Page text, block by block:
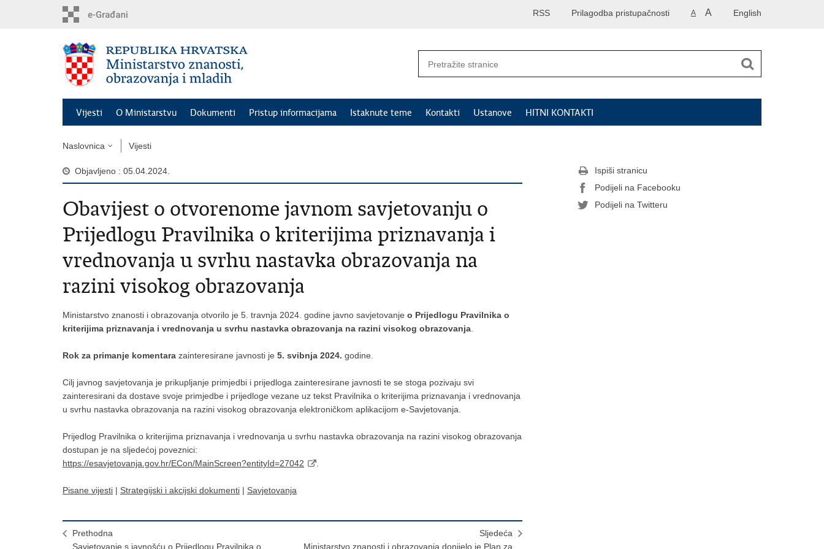
English
A A
Prilagodba pristupačnosti
RSS
Vijesti O Ministarstvu Dokumenti Pristup informacijama Istaknute teme Kontakti Ustanove HITNI KONTAKTI
Naslovnica Vijesti
Objavljeno : 05.04.2024.
Obavijest o otvorenome javnom savjetovanju o
Prijedlogu Pravilnika o kriterijima priznavanja i
vrednovanja u svrhu nastavka obrazovanja na
razini visokog obrazovanja
Ministarstvo znanosti i obrazovanja otvorilo je 5. travnja 2024. godine javno savjetovanje o Prijedlogu Pravilnika o
kriterijima priznavanja i vrednovanja u svrhu nastavka obrazovanja na razini visokog obrazovanja
Rok za primanje komentara zainteresirane javnosti je 5. svibnja 2024. godine.
Cilj javnog savjetovanja je prikupljanje primjedbi i prijedloga zainteresirane javnosti te se stoga pozivaju svi
zainteresirani da dostave svoje primjedbe i prijedloge vezane uz tekst Pravilnika o kriterijima priznavanja i vrednovanja
u svrhu nastavka obrazovanja na razini visokog obrazovanja elektroničkom aplikacijom e-Savjetovanja.
Prijedlog Pravilnika o kriterijima priznavanja i vrednovanja u svrhu nastavka obrazovanja na razini visokog obrazovanja
dostupan je na sljedećoj poveznici:
https://esavjetovanja.gov.hr/ECon/MainScreen?entityId=27042
Pisane vijesti | Strategijski i akcijski dokumenti | Savjetovanja
Prethodna
Savjetovanje s javnošću o Prijedlogu Pravilnika o
Sljedeća
Ministarstvo znanosti i obrazovanja donijelo je Plan za
Ispiši stranicu
Podijeli na Facebooku
Podijeli na Twitteru